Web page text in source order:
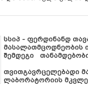
სსიპ - ფერდინანდ
მასალათმცოდნეობის
შემდეგი
თვითგავრცელებადი
ლაბორატორიის